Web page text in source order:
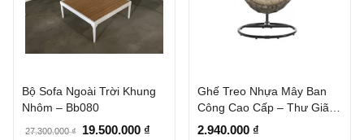
Bộ Sofa Ngoài Trời Khung
Nhôm – Bb080
27.300.000₫
Giá
19.500.000 ₫
Ghế Treo Nhựa Mây Ban
Công Cao Cấp – Thư Giãn,
Bền Đẹp, Giá Tốt
2.940.000 ₫